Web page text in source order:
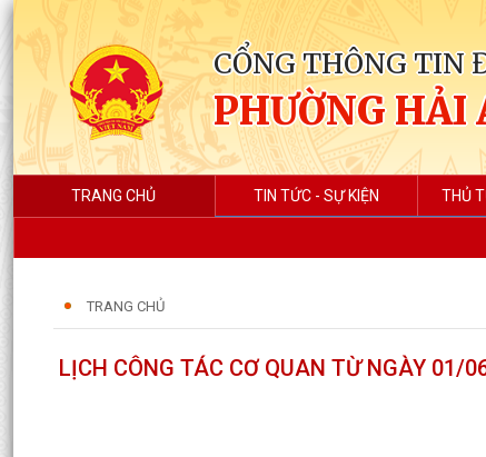
CỔNG THÔNG TIN
PHƯỜNG HẢI
TRANG CHỦ TIN TỨC - SỰ KIỆN THỦ
TRANG CHỦ
LỊCH CÔNG TÁC CƠ QUAN TỪ NGÀY 01/